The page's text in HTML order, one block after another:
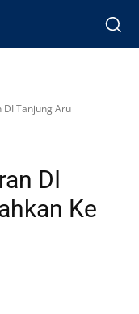
DI Tanjung Aru
DI
Ke